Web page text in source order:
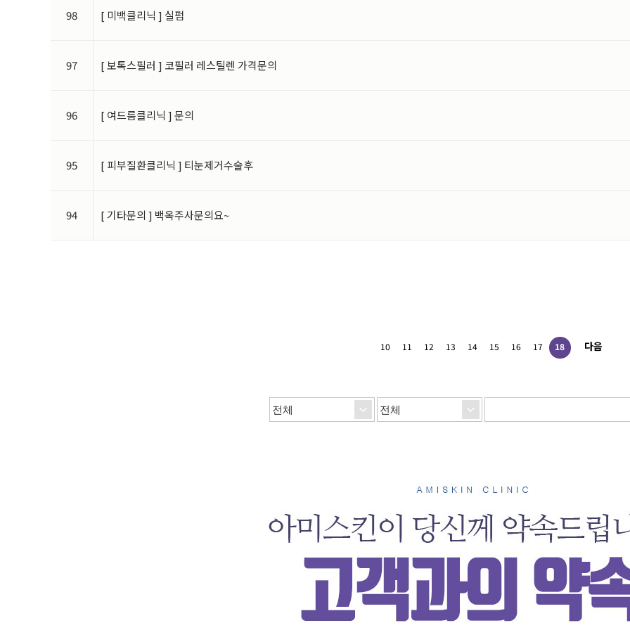
98 [ 미백클리닉 ] 실펌
97 [ 보톡스필러 ] 코필러 레스틸렌 가격문의
96 [ 여드름클리닉 ] 문의
95 [ 피부질환클리닉 ] 티눈제거수술후
94 [ 기타문의 ] 백옥주사문의요~
10 11 12 13 14 15 16 17 18 다음